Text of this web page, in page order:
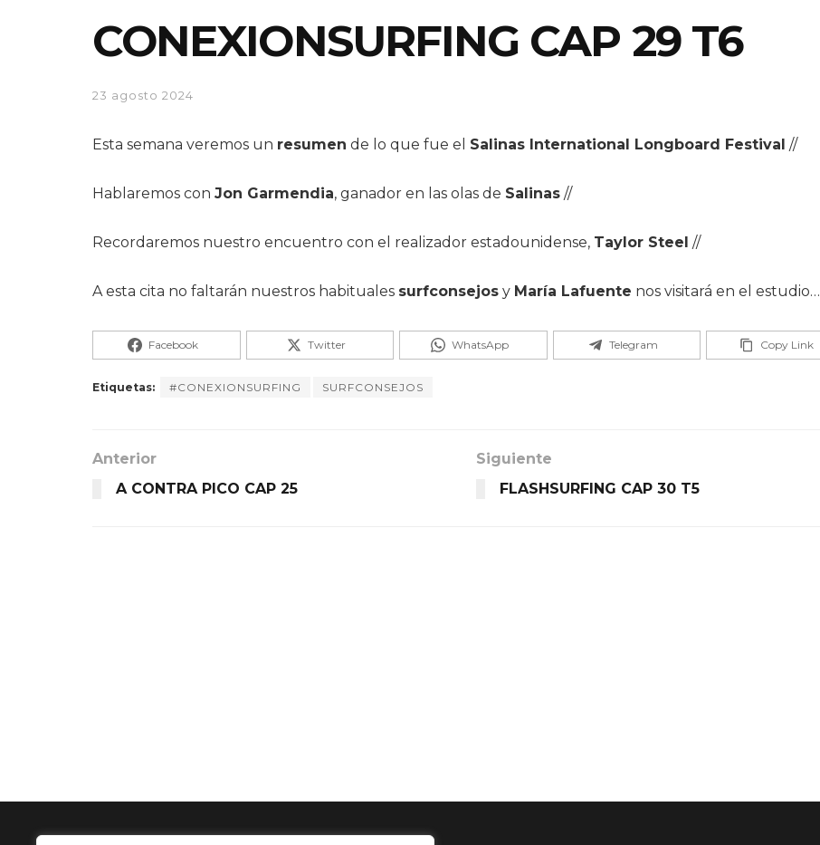
CONEXIONSURFING CAP 29 T6
23 agosto 2024
Esta semana veremos un resumen de lo que fue el Salinas International Longboard Festival //
Hablaremos con Jon Garmendia, ganador en las olas de Salinas //
Recordaremos nuestro encuentro con el realizador estadounidense, Taylor Steel //
A esta cita no faltarán nuestros habituales surfconsejos y María Lafuente nos visitará en el estudio…
Facebook Twitter WhatsApp Telegram Copy Link
Etiquetas: #CONEXIONSURFING SURFCONSEJOS
Anterior
A CONTRA PICO CAP 25
Siguiente
FLASHSURFING CAP 30 T5